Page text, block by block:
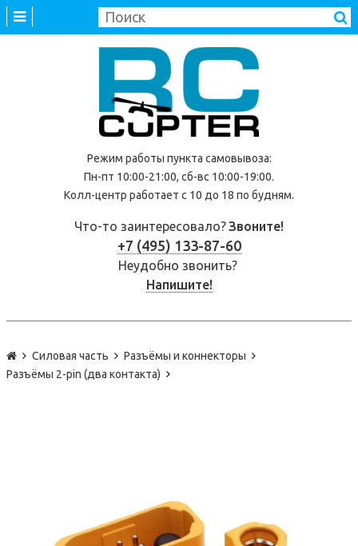
Режим работы пункта самовывоза:
Пн-пт 10:00-21:00, сб-вс 10:00-19:00.
Колл-центр работает с 10 до 18 по будням.
Что-то заинтересовало?Звоните!
+7 (495) 133-87-60
Неудобно звонить?
Напишите!
Силовая часть
Разъёмы и коннекторы
Разъёмы 2-pin (два контакта)